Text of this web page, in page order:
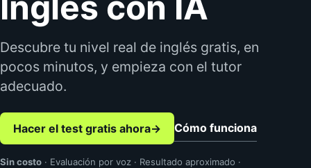
Descubre tu nivel real de inglés gratis, en
pocos minutos, y empieza con el tutor
adecuado.
Hacer el test gratis ahora→ Cómo funciona
Sin costo · Evaluación por voz · Resultado aproximado ·